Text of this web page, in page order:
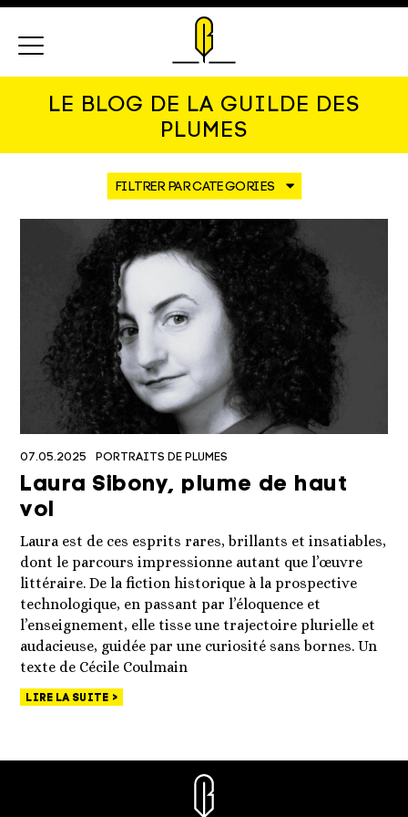
LE BLOG DE LA GUILDE DES
PLUMES
07.05.2025 PORTRAITS DE PLUMES
Laura Sibony, plume de haut
vol
Laura est de ces esprits rares, brillants et insatiables,
dont le parcours impressionne autant que l’œuvre
littéraire. De la fiction historique à la prospective
technologique, en passant par l’éloquence et
l’enseignement, elle tisse une trajectoire plurielle et
audacieuse, guidée par une curiosité sans bornes. Un
texte de Cécile Coulmain
LIRE LA SUITE